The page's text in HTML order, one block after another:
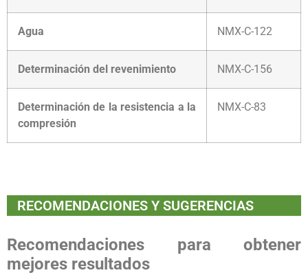
Agua NMX-C-122
Determinación del revenimiento NMX-C-156
Determinación de la resistencia a la
compresión
NMX-C-83
RECOMENDACIONES Y SUGERENCIAS
Recomendaciones para obtener
mejores resultados